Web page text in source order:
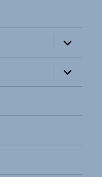
öffnen
öffnen